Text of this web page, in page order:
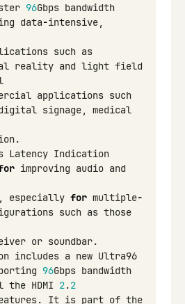
96Gbps bandwidth
data-intensive,
such as
reality and light field
applications such
signage,
medical
.
Latency Indication
improving audio and
, especially for multiple-
such as those
or soundbar.
includes a new Ultra96
96Gbps bandwidth
the HDMI 2.2
. It is part of the